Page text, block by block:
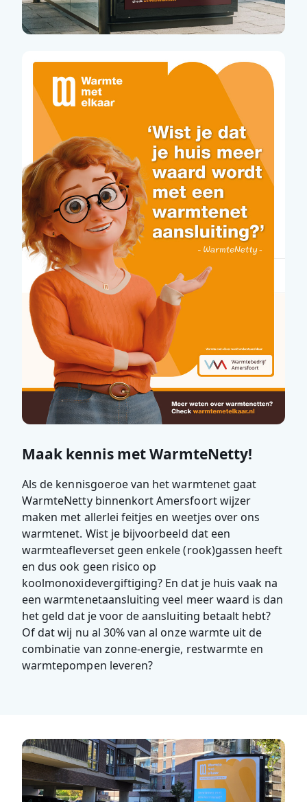
Maak kennis met WarmteNetty!
Als de kennisgoeroe van het warmtenet gaat
WarmteNetty binnenkort Amersfoort wijzer
maken met allerlei feitjes en weetjes over ons
warmtenet. Wist je bijvoorbeeld dat een
warmteafleverset geen enkele (rook)gassen heeft
en dus ook geen risico op
koolmonoxidevergiftiging? En dat je huis vaak na
een warmtenetaansluiting veel meer waard is dan
het geld dat je voor de aansluiting betaalt hebt?
Of dat wij nu al 30% van al onze warmte uit de
combinatie van zonne-energie, restwarmte en
warmtepompen leveren?